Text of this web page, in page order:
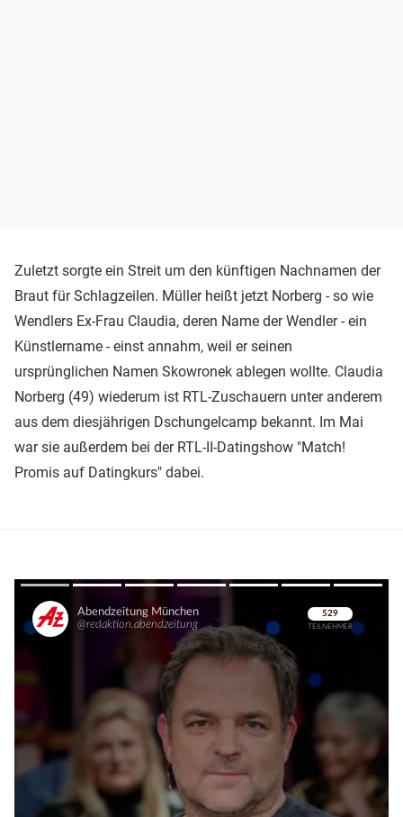
Zuletzt sorgte ein Streit um den künftigen Nachnamen der
Braut für Schlagzeilen. Müller heißt jetzt Norberg - so wie
Wendlers Ex-Frau Claudia, deren Name der Wendler - ein
Künstlername - einst annahm, weil er seinen
ursprünglichen Namen Skowronek ablegen wollte. Claudia
Norberg (49) wiederum ist RTL-Zuschauern unter anderem
aus dem diesjährigen Dschungelcamp bekannt. Im Mai
war sie außerdem bei der RTL-II-Datingshow "Match!
Promis auf Datingkurs" dabei.
Überspringen